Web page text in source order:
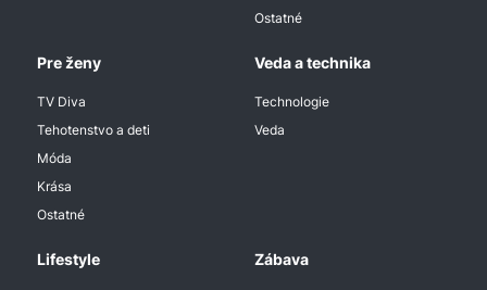
Ostatné
Pre ženy
TV Diva
Tehotenstvo a deti
Móda
Krása
Ostatné
Veda a technika
Technologie
Veda
Lifestyle Zábava